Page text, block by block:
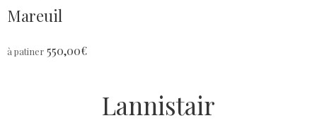
Mareuil
à patiner 550,00€
Lannistair